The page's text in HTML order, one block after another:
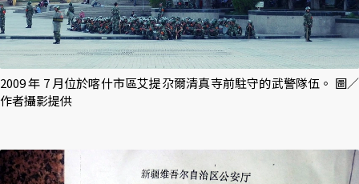
2009 年 7 月位於喀什市區艾提尕爾清真寺前駐守的武警隊伍。 圖／
作者攝影提供